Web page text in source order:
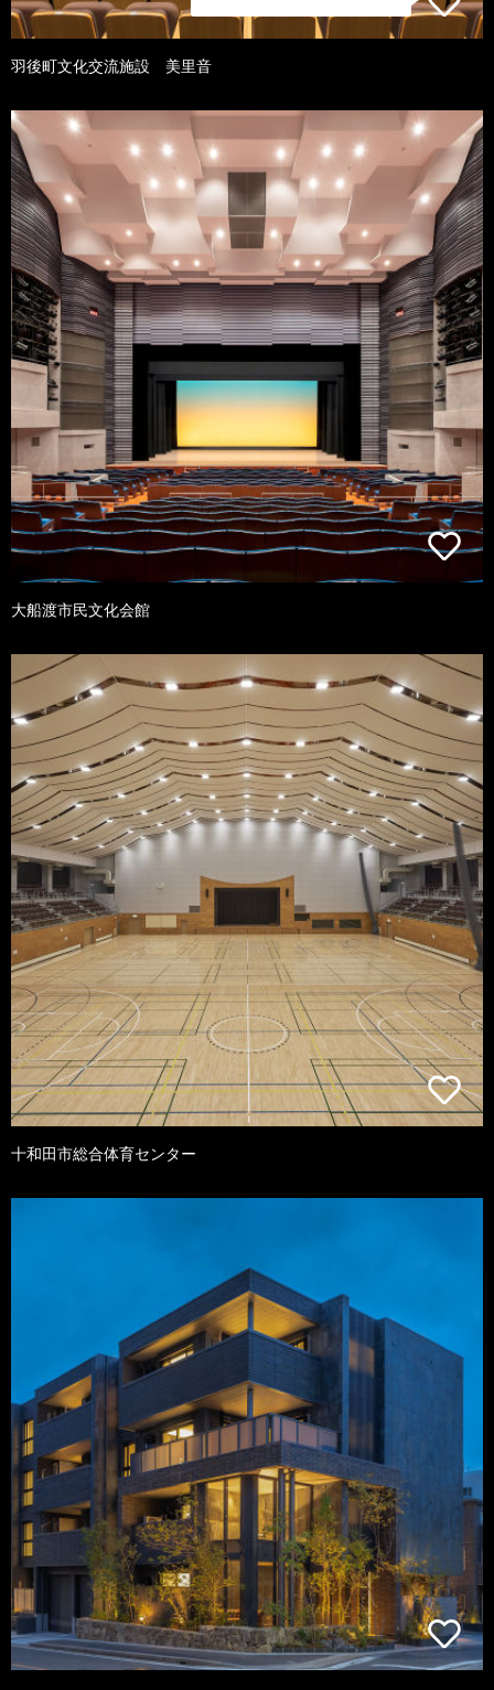
羽後町文化交流施設 美里音
大船渡市民文化会館
十和田市総合体育センター